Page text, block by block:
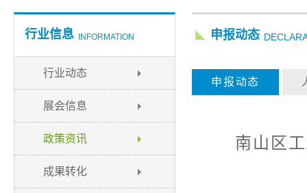
行业信息 INFORMATION
行业动态
展会信息
政策资讯
成果转化
申报动态
申报动态
南山区